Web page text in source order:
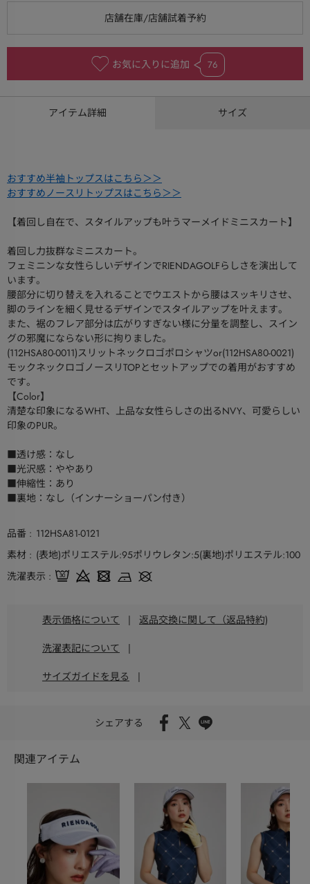
お気に入りに追加 76
アイテム詳細 サイズ
おすすめ半袖トップスはこちら＞＞
おすすめノースリトップスはこちら＞＞
【着回し自在で、スタイルアップも叶うマーメイドミニスカート】
着回し力抜群なミニスカート。
フェミニンな女性らしいデザインでRIENDAGOLFらしさを演出して
います。
腰部分に切り替えを入れることでウエストから腰はスッキリさせ、
脚のラインを細く見せるデザインでスタイルアップを叶えます。
また、裾のフレア部分は広がりすぎない様に分量を調整し、スイン
グの邪魔にならない形に拘りました。
(112HSA80-0011)スリットネックロゴポロシャツor(112HSA80-0021)
モックネックロゴノースリTOPとセットアップでの着用がおすすめ
です。
【Color】
清楚な印象になるWHT、上品な女性らしさの出るNVY、可愛らしい
印象のPUR。
■透け感：なし
■光沢感：ややあり
■伸縮性：あり
■裏地：なし（インナーショーパン付き）
品番
112HSA81-0121
素材
(表地)ポリエステル:95ポリウレタン:5(裏地)ポリエステル:100
洗濯表示
表示価格について | 返品交換に関して（返品特約)
洗濯表記について |
サイズガイドを見る |
シェアする
関連アイテム